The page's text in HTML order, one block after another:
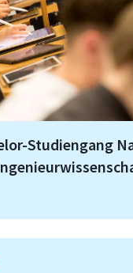
Studiengang